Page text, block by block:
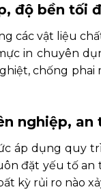
độ bền tối
các vật liệu
in chuyên
chống
nghiệp,
áp dụng quy
đặt yếu tố an
kỳ rủi ro nào